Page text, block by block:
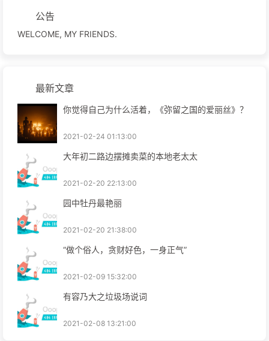
公告
WELCOME, MY FRIENDS.
最新文章
你觉得自己为什么活着，《弥留之国的爱丽丝》？
2021-02-24 01:13:00
大年初二路边摆摊卖菜的本地老太太
2021-02-20 22:13:00
园中牡丹最艳丽
2021-02-20 21:38:00
“做个俗人，贪财好色，一身正气”
2021-02-09 15:32:00
有容乃大之垃圾场说词
2021-02-08 13:21:00